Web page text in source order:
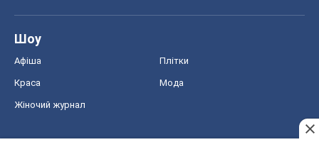
Шоу
Афіша Плітки
Краса Мода
Жіночий журнал